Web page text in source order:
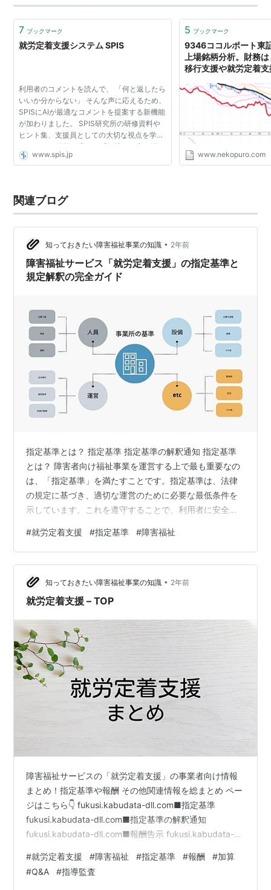
7 ブックマーク
就労定着支援システム SPIS
利用者のコメントを読んで、 「何と返したら
いいか分からない」 そんな声に応えるため、
SPISにAIが最適なコメントを提案する新機能
が加わりました。 SPIS研究所の研修資料や
ヒント集、支援員としての大切な視点を学習
したAIが、 日報に応じた「気持ちに寄り添う
コメント」を提示してくれます。 AIコメント
www.spis.jp
5 ブックマーク
9346ココルポート東
上場銘柄分析。財務
移行支援や就労定着
定。チャートは下げ
ているところだが、
少ない感が残る - ね
www.nekopuro.com
関連ブログ
知っておきたい障害福祉事業の知識 • 2年前
障害福祉サービス「就労定着支援」の指定基準と
規定解釈の完全ガイド
指定基準とは？ 指定基準 指定基準の解釈通知 指定基準
とは？ 障害者向け福祉事業を運営する上で最も重要なの
は、「指定基準」を満たすことです。指定基準は、法律
の規定に基づき、適切な運営のために必要な最低条件を
示しています。これを遵守することで、利用者に安全で
を運営できます。基準には、施設の環境やスタッフの配
置、運営体制が含まれます。例えば、利用者の特性に応
じた設備や資格を持つスタッフの配置が求められ、事業
者は利用者の権利を尊重し、サービスの質を維持するた
めに定期的な評価と改善が必要です。基準に違反すると
#就労定着支援 #指定基準 #障害福祉
知っておきたい障害福祉事業の知識 • 2年前
就労定着支援 – TOP
障害福祉サービスの「就労定着支援」の事業者向け情報
まとめ！指定基準や報酬 その他関連情報を総まとめ ペー
ジはこちら👇 fukusi.kabudata-dll.com■指定基準
fukusi.kabudata-dll.com■指定基準の解釈通知
fukusi.kabudata-dll.com■報酬告示 fukusi.kabudata-
A fukusi.kabudata-dll.com
#就労定着支援 #障害福祉 #指定基準 #報酬 #加算
#Q&A #指導監査